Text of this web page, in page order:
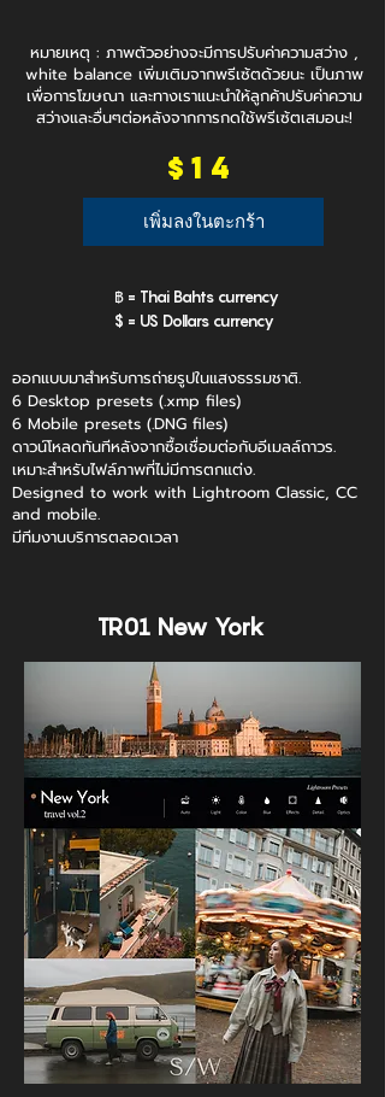
หมายเหตุ : ภาพตัวอย่างจะมีการปรับค่าความสว่าง ,
white balance เพิ่มเติมจากพรีเซ้ตด้วยนะ เป็นภาพ
เพื่อการโฆษณา และทางเราแนะนำให้ลูกค้าปรับค่าความ
สว่างและอื่นๆต่อหลังจากการกดใช้พรีเซ้ตเสมอนะ!
$14
เพิ่มลงในตะกร้า
฿ = Thai Bahts currency
$ = US Dollars currency
ออกแบบมาสำหรับการถ่ายรูปในแสงธรรมชาติ.
6 Desktop presets (.xmp files)
6 Mobile presets (.DNG files)
ดาวน์โหลดทันทีหลังจากซื้อเชื่อมต่อกับอีเมลล์ถาวร.
เหมาะสำหรับไฟล์ภาพที่ไม่มีการตกแต่ง.
Designed to work with Lightroom Classic, CC
and mobile.
มีทีมงานบริการตลอดเวลา
TR01 New York